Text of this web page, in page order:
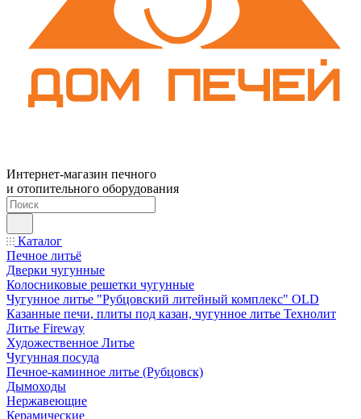
Интернет-магазин печного
и отопительного оборудования
Каталог
Печное литьё
Дверки чугунные
Колосниковые решетки чугунные
Чугунное литье "Рубцовский литейный комплекс" OLD
Казанные печи, плиты под казан, чугунное литье Технолит
Литье Fireway
Художественное Литье
Чугунная посуда
Печное-каминное литье (Рубцовск)
Дымоходы
Нержавеющие
Керамические